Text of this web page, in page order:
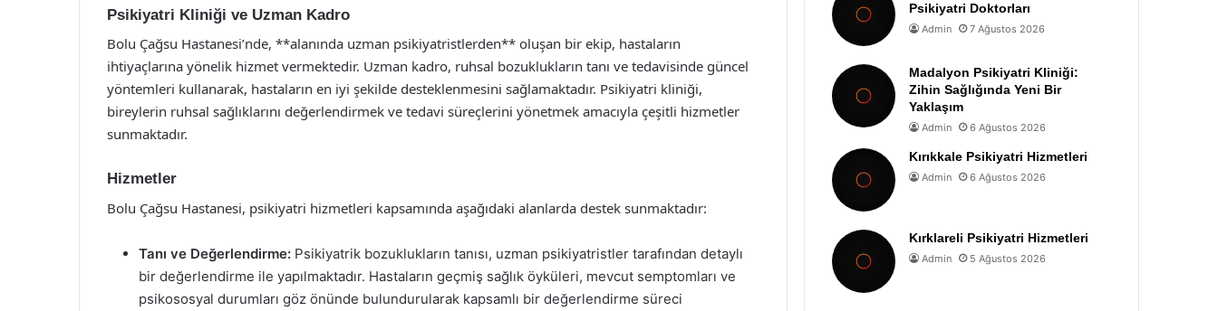
Psikiyatri Kliniği ve Uzman Kadro
Bolu Çağsu Hastanesi’nde, **alanında uzman psikiyatristlerden** oluşan bir ekip, hastaların
ihtiyaçlarına yönelik hizmet vermektedir. Uzman kadro, ruhsal bozuklukların tanı ve tedavisinde güncel
yöntemleri kullanarak, hastaların en iyi şekilde desteklenmesini sağlamaktadır. Psikiyatri kliniği,
bireylerin ruhsal sağlıklarını değerlendirmek ve tedavi süreçlerini yönetmek amacıyla çeşitli hizmetler
sunmaktadır.
Hizmetler
Bolu Çağsu Hastanesi, psikiyatri hizmetleri kapsamında aşağıdaki alanlarda destek sunmaktadır:
Tanı ve Değerlendirme: Psikiyatrik bozuklukların tanısı, uzman psikiyatristler tarafından detaylı
bir değerlendirme ile yapılmaktadır. Hastaların geçmiş sağlık öyküleri, mevcut semptomları ve
psikososyal durumları göz önünde bulundurularak kapsamlı bir değerlendirme süreci
Psikiyatri Doktorları
Admin 7 Ağustos 2026
Madalyon Psikiyatri Kliniği:
Zihin Sağlığında Yeni Bir
Yaklaşım
Admin 6 Ağustos 2026
Kırıkkale Psikiyatri Hizmetleri
Admin 6 Ağustos 2026
Kırklareli Psikiyatri Hizmetleri
Admin 5 Ağustos 2026